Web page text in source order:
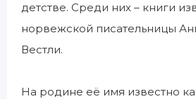
детстве. Среди них – книги
норвежской писательницы
Вестли.
На родине её имя известно